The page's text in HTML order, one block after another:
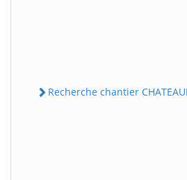
Recherche chantier